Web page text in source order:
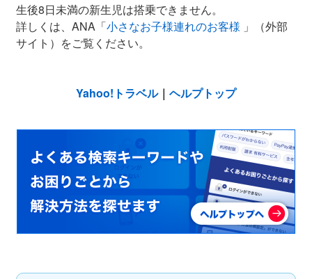
生後8日未満の新生児は搭乗できません。
詳しくは、ANA「小さなお子様連れのお客様 」（外部
サイト）をご覧ください。
Yahoo!トラベル｜ ヘルプトップ